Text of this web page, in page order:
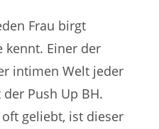
Frau birgt
kennt. Einer der
intimen Welt jeder
Push Up BH.
geliebt, ist dieser